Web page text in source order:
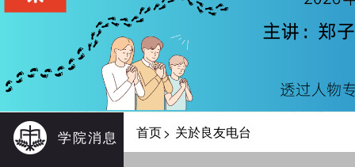
学院消息 首页> 关於良友电台